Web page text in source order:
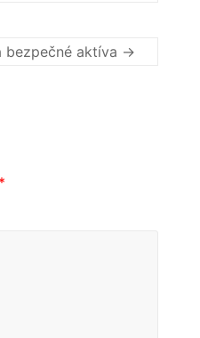
bezpečné aktíva →
*